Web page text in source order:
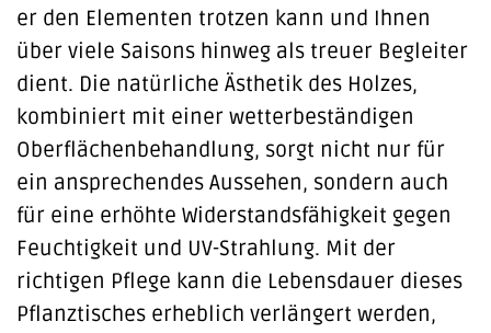
er den Elementen trotzen kann und Ihnen
über viele Saisons hinweg als treuer Begleiter
dient. Die natürliche Ästhetik des Holzes,
kombiniert mit einer wetterbeständigen
Oberflächenbehandlung, sorgt nicht nur für
ein ansprechendes Aussehen, sondern auch
für eine erhöhte Widerstandsfähigkeit gegen
Feuchtigkeit und UV-Strahlung. Mit der
richtigen Pflege kann die Lebensdauer dieses
Pflanztisches erheblich verlängert werden,